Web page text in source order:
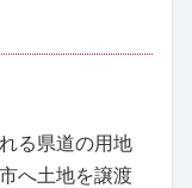
る県道の用地
へ土地を譲渡